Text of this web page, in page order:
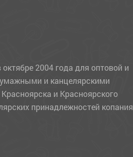
2004 года для оптовой и
и канцелярскими
и Красноярского
принадлежностей копания